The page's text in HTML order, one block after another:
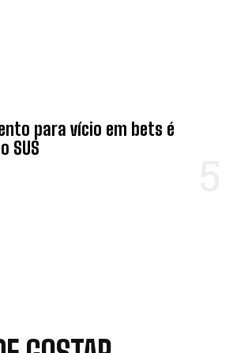
para vício em bets é
SUS